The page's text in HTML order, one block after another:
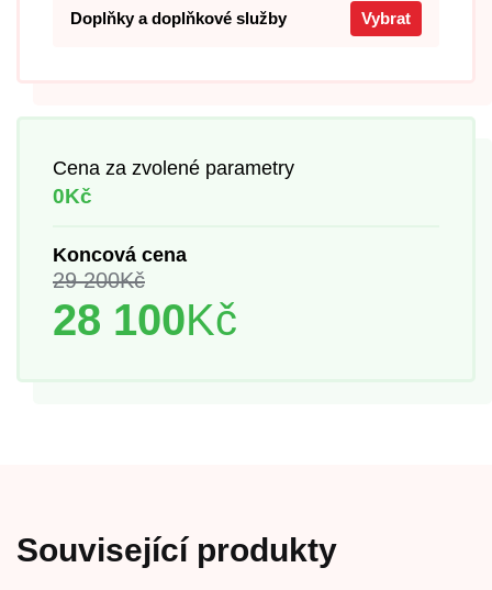
Doplňky a doplňkové služby Vybrat
Cena za zvolené parametry
0Kč
Koncová cena
29 200Kč
28 100Kč
Související produkty